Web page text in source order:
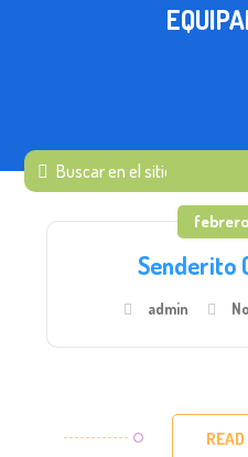
febrero
Senderito
admin